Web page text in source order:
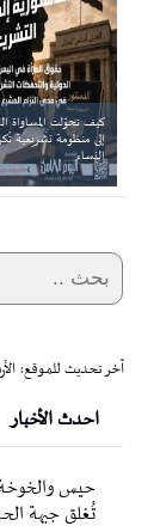
كيف تحوّلت المساواة
إلى منظومة تشريعية
النساء
آخر تحديث للموقع: الأربعاء ٠٥
احدث الأخبار
حيس والخوخة
تُغلق جبهة